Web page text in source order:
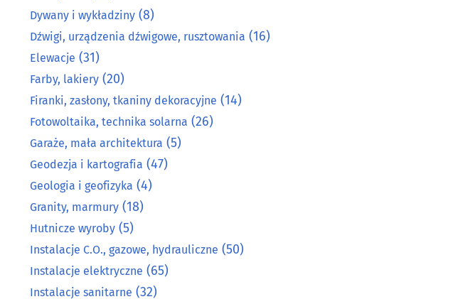
Dywany i wykładziny (8)
Dźwigi, urządzenia dźwigowe, rusztowania (16)
Elewacje (31)
Farby, lakiery (20)
Firanki, zasłony, tkaniny dekoracyjne (14)
Fotowoltaika, technika solarna (26)
Garaże, mała architektura (5)
Geodezja i kartografia (47)
Geologia i geofizyka (4)
Granity, marmury (18)
Hutnicze wyroby (5)
Instalacje C.O., gazowe, hydrauliczne (50)
Instalacje elektryczne (65)
Instalacje sanitarne (32)